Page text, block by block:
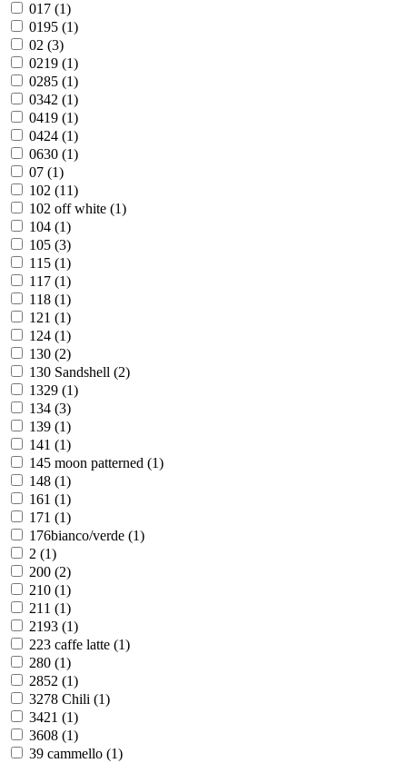
017 (1)
0195 (1)
02 (3)
0219 (1)
0285 (1)
0342 (1)
0419 (1)
0424 (1)
0630 (1)
07 (1)
102 (11)
102 off white (1)
104 (1)
105 (3)
115 (1)
117 (1)
118 (1)
121 (1)
124 (1)
130 (2)
130 Sandshell (2)
1329 (1)
134 (3)
139 (1)
141 (1)
145 moon patterned (1)
148 (1)
161 (1)
171 (1)
176bianco/verde (1)
2 (1)
200 (2)
210 (1)
211 (1)
2193 (1)
223 caffe latte (1)
280 (1)
2852 (1)
3278 Chili (1)
3421 (1)
3608 (1)
39 cammello (1)